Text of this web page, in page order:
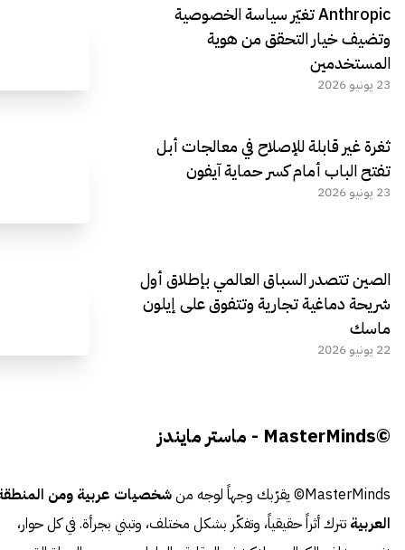
Anthropic تغيّر سياسة الخصوصية
وتضيف خيار التحقق من هوية
المستخدمين
23 يونيو 2026
ثغرة غير قابلة للإصلاح في معالجات أبل
تفتح الباب أمام كسر حماية آيفون
23 يونيو 2026
الصين تتصدر السباق العالمي بإطلاق أول
شريحة دماغية تجارية وتتفوق على إيلون
ماسك
22 يونيو 2026
©MasterMinds - ماستر مايندز
MasterMinds© يقرّبك وجهاً لوجه من
شخصيات عربية ومن
العربية تترك أثراً حقيقياً، وتفكّر بشكل مختلف، وتبني بجرأة. في كل حوار،